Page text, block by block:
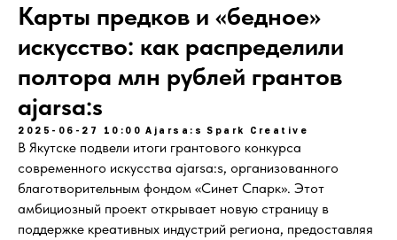
Карты предков и «бедное»
искусство: как распределили
полтора млн рублей грантов
ajarsa:s
2025-06-27 10:00 Ajarsa:s Spark Creative
В Якутске подвели итоги грантового конкурса
современного искусства ajarsa:s, организованного
благотворительным фондом «Синет Спарк». Этот
амбициозный проект открывает новую страницу в
поддержке креативных индустрий региона, предоставляя